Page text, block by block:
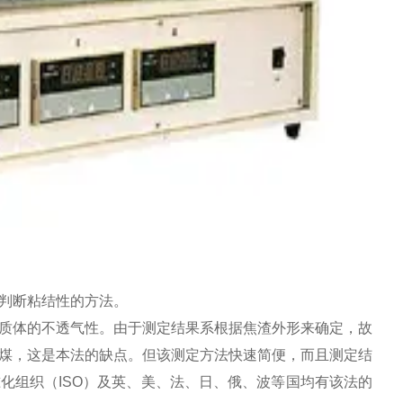
断粘结性的方法。
体的不透气性。由于测定结果系根据焦渣外形来确定，故
，这是本法的缺点。但该测定方法快速简便，而且测定结
组织（ISO）及英、美、法、日、俄、波等国均有该法的